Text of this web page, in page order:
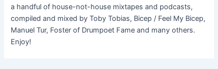
a handful of house-not-house mixtapes and podcasts,
compiled and mixed by Toby Tobias, Bicep / Feel My Bicep,
Manuel Tur, Foster of Drumpoet Fame and many others.
Enjoy!